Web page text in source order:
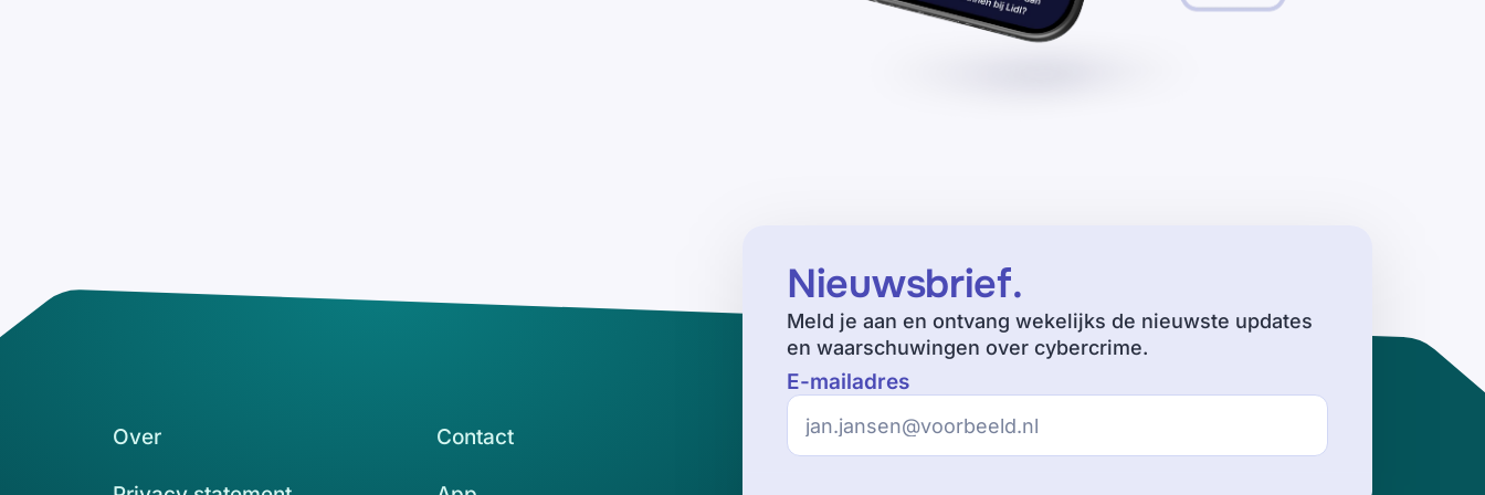
Nieuwsbrief.
Meld je aan en ontvang wekelijks de nieuwste updates
en waarschuwingen over cybercrime.
E-mailadres
Over Contact